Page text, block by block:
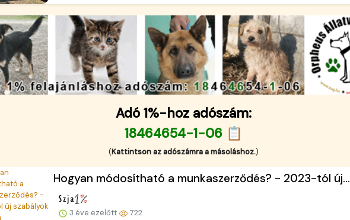
Adó 1%-hoz adószám:
18464654-1-06 📋
(Kattintson az adószámra a másoláshoz.)
Hogyan módosítható a munkaszerződés? - 2023-tól új...
3 éve ezelőtt 722